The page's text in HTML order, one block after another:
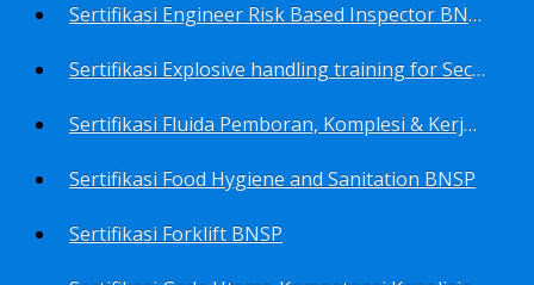
Sertifikasi Engineer Risk Based Inspector BNSP
Sertifikasi Explosive handling training for Security staffs BNSP
Sertifikasi Fluida Pemboran, Komplesi & Kerja Ulang Sumur BNSP
Sertifikasi Food Hygiene and Sanitation BNSP
Sertifikasi Forklift BNSP